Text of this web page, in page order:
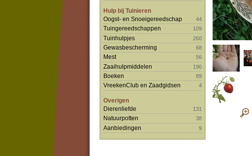
Hulp bij Tuinieren
Oogst- en Snoeigereedschap
44
Tuingereedschappen 109
Tuinhulpjes 260
Gewasbescherming 68
Mest 56
Zaaihulpmiddelen 190
Boeken 89
VreekenClub en Zaadgidsen 4
Overigen
Dierenliefde
131
Natuurpotten 38
Aanbiedingen 9